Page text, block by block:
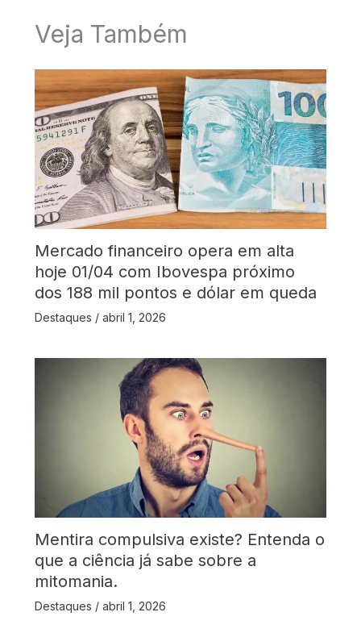
Veja Também
Mercado financeiro opera em alta
hoje 01/04 com Ibovespa próximo
dos 188 mil pontos e dólar em queda
Destaques / abril 1, 2026
Mentira compulsiva existe? Entenda o
que a ciência já sabe sobre a
mitomania.
Destaques / abril 1, 2026